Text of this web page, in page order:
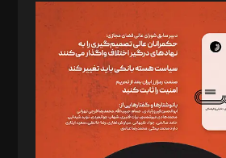
رجبی
ایپکچی